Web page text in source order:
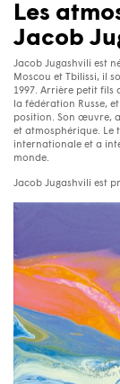
Les
Jacob
Jacob Jugashvili est
Moscou et Tbilissi, il
1997. Arrière petit fils
la fédération Russe,
position. Son œuvre,
et atmosphérique. Le
internationale et a
monde.
Jacob Jugashvili est